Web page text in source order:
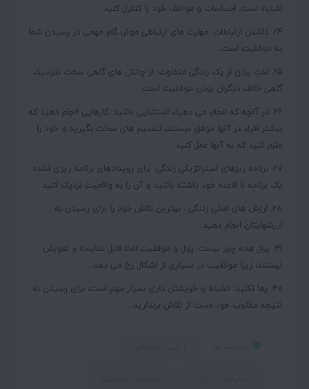
اشتباه است. احساسات و عواطف خود را کنترل کنید.
24. داشتن ارتباطات:
مهارت های ارتباطی موثر، گام مهمی در رسیدن شما
به موفقیت است.
25. لذت بردن از یک زندگی متفاوت:
از چالش های گاهی سخت نترسید،
گاهی خلاف دیگران بودن موفقیت است.
26. در آنچه که انجام می دهید، استثنایی باشید:
کارهایی انجام دهید که
بیشتر افراد در آنها موفق نیستند، تصمیم های سخت بگیرید و خود را
ملزم کنید که به آنها عمل کنید.
27. برنامه ریزهای استراتژیکی زندگی:
برای رویدادهای برنامه ریزی نشده
یک برنامه با قاعده خود داشته باشید و آن را به واقعیت نزدیک کنید.
28. ارزش های اصلی زندگی :
بهترین تلاش خود را برای رسیدن به
ارزشهایتان انجام دهید.
29. پول همه چیز نیست:
پول و موفقیت اصلا قابل مقایسه و تعویض
نیستند، زیرا موفقیت در بسیاری از اشکال رخ می دهد.
30. رها نکنید:
انضباط و خویشتن داری بسیار مهم است، برای رسیدن به
نتیجه مطلوب خود دست از تلاش برندارید.